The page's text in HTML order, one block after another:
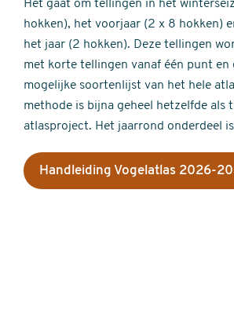
Het gaat om tellingen in het
hokken), het voorjaar (2 x 8 hokken)
het jaar (2 hokken). Deze tellingen
met korte tellingen vanaf één punt en
mogelijke soortenlijst van het hele
methode is bijna geheel hetzelfde als
atlasproject. Het jaarrond onderdeel
Handleiding Vogelatlas 2026-